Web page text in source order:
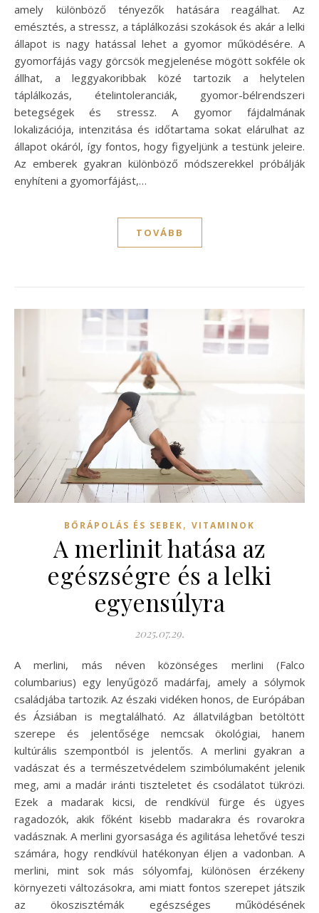
amely különböző tényezők hatására reagálhat. Az
emésztés, a stressz, a táplálkozási szokások és akár a lelki
állapot is nagy hatással lehet a gyomor működésére. A
gyomorfájás vagy görcsök megjelenése mögött sokféle ok
állhat, a leggyakoribbak közé tartozik a helytelen
táplálkozás, ételintoleranciák, gyomor-bélrendszeri
betegségek és stressz. A gyomor fájdalmának
lokalizációja, intenzitása és időtartama sokat elárulhat az
állapot okáról, így fontos, hogy figyeljünk a testünk jeleire.
Az emberek gyakran különböző módszerekkel próbálják
enyhíteni a gyomorfájást,…
TOVÁBB
BŐRÁPOLÁS ÉS SEBEK, VITAMINOK
A merlinit hatása az
egészségre és a lelki
egyensúlyra
2025.07.29.
A merlini, más néven közönséges merlini (Falco
columbarius) egy lenyűgöző madárfaj, amely a sólymok
családjába tartozik. Az északi vidéken honos, de Európában
és Ázsiában is megtalálható. Az állatvilágban betöltött
szerepe és jelentősége nemcsak ökológiai, hanem
kultúrális szempontból is jelentős. A merlini gyakran a
vadászat és a természetvédelem szimbólumaként jelenik
meg, ami a madár iránti tiszteletet és csodálatot tükrözi.
Ezek a madarak kicsi, de rendkívül fürge és ügyes
ragadozók, akik főként kisebb madarakra és rovarokra
vadásznak. A merlini gyorsasága és agilitása lehetővé teszi
számára, hogy rendkívül hatékonyan éljen a vadonban. A
merlini, mint sok más sólyomfaj, különösen érzékeny
környezeti változásokra, ami miatt fontos szerepet játszik
az ökoszisztémák egészséges működésének